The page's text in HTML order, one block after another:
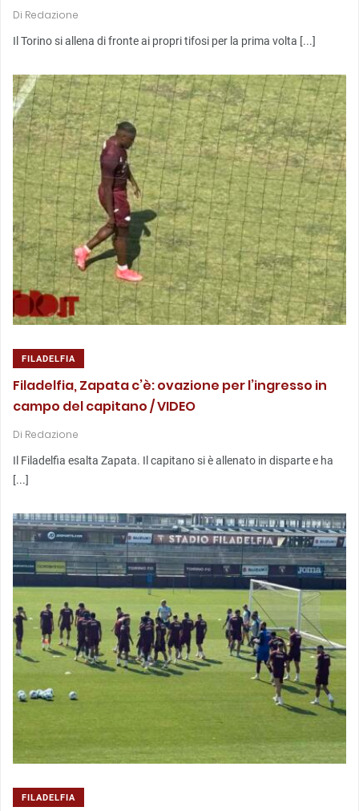
Di Redazione
Il Torino si allena di fronte ai propri tifosi per la prima volta [...]
FILADELFIA
Filadelfia, Zapata c’è: ovazione per l’ingresso in
campo del capitano / VIDEO
Di Redazione
Il Filadelfia esalta Zapata. Il capitano si è allenato in disparte e ha
[...]
FILADELFIA